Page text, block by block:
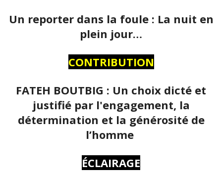
Un reporter dans la foule : La nuit en
plein jour…
CONTRIBUTION
FATEH BOUTBIG : Un choix dicté et
justifié par l'engagement, la
détermination et la générosité de
l’homme
ÉCLAIRAGE